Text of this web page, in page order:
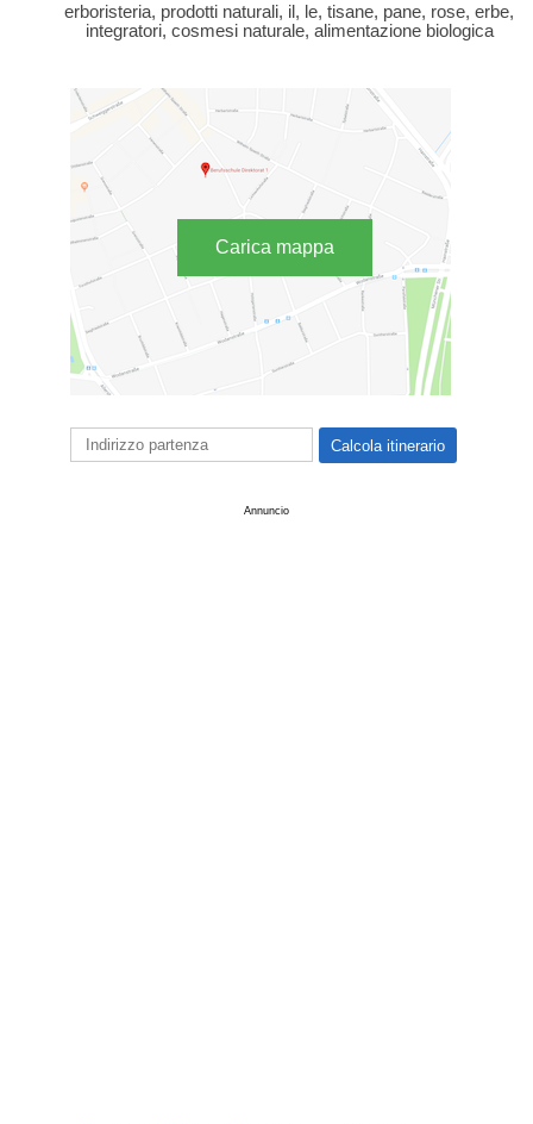
erboristeria, prodotti naturali, il, le, tisane, pane, rose, erbe,
integratori, cosmesi naturale, alimentazione biologica
Carica mappa
Annuncio